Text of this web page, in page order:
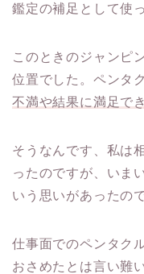
鑑定の補足として使
このときのジャンピ
位置でした。ペンタ
不満や結果に満足で
そうなんです、私は
ったのですが、いま
いう思いがあったの
仕事面でのペンタク
おさめたとは言い難